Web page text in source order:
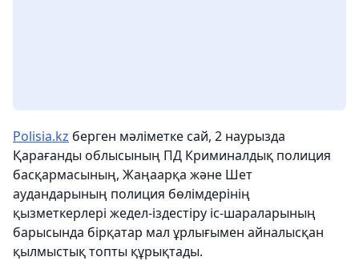
Polisia.kz берген мәліметке сай, 2 наурызда
Қарағанды ​​облысының ПД Криминалдық полиция
басқармасының, Жаңаарқа және Шет
аудандарының полиция бөлімдерінің
қызметкерлері жедел-іздестіру іс-шараларының
барысында бірқатар мал ұрлығымен айналысқан
қылмыстық топты құрықтады.